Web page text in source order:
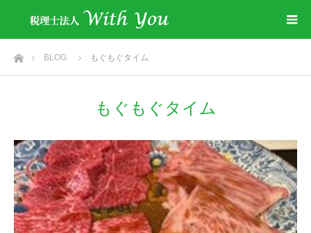
ホームBLOG もぐもぐタイム
もぐもぐタイム